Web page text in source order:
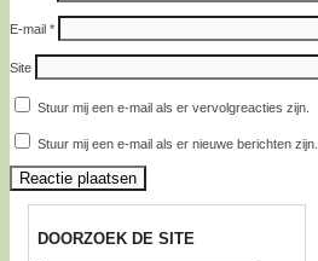
E-mail *
Site
Stuur mij een e-mail als er vervolgreacties zijn.
Stuur mij een e-mail als er nieuwe berichten zijn.
DOORZOEK DE SITE